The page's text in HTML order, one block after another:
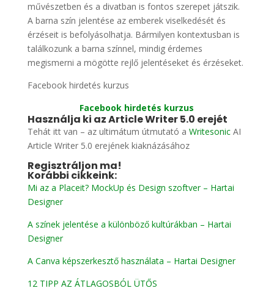
művészetben és a divatban is fontos szerepet játszik.
A barna szín jelentése az emberek viselkedését és
érzéseit is befolyásolhatja. Bármilyen kontextusban is
találkozunk a barna színnel, mindig érdemes
megismerni a mögötte rejlő jelentéseket és érzéseket.
Facebook hirdetés kurzus
Facebook hirdetés kurzus
Használja ki az Article Writer 5.0 erejét
Tehát itt van – az ultimátum útmutató a WritesonicAI
Article Writer 5.0 erejének kiaknázásához
Regisztráljon ma!
Korábbi cikkeink:
Mi az a Placeit? MockUp és Design szoftver – Hartai
Designer
A színek jelentése a különböző kultúrákban – Hartai
Designer
A Canva képszerkesztő használata – Hartai Designer
12 TIPP AZ ÁTLAGOSBÓL ÜTŐS